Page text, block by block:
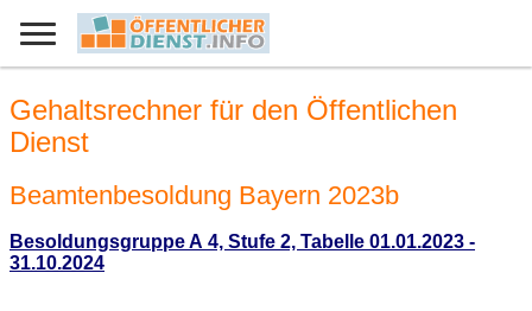
Gehaltsrechner für den Öffentlichen
Dienst
Beamtenbesoldung Bayern 2023b
Besoldungsgruppe A 4, Stufe 2, Tabelle 01.01.2023 -
31.10.2024